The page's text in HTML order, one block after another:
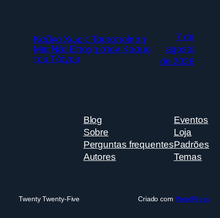
Καζίνο Χωρίς Ταυτοποίηση
Μια Νέα Εποχή στον Κόσμο
του Τζόγου
7 de
agosto
de 2026
Blog
Sobre
Perguntas frequentes
Autores
Eventos
Loja
Padrões
Temas
Twenty Twenty-Five Criado com WordPress